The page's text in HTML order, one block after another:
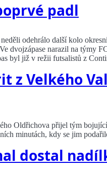
padl
odehrálo další kolo
dvojzápase narazil na týmy
byl již v režii futsalistů z
z Velkého
Oldřichova přijel tým
minutách, kdy se jim
dostal